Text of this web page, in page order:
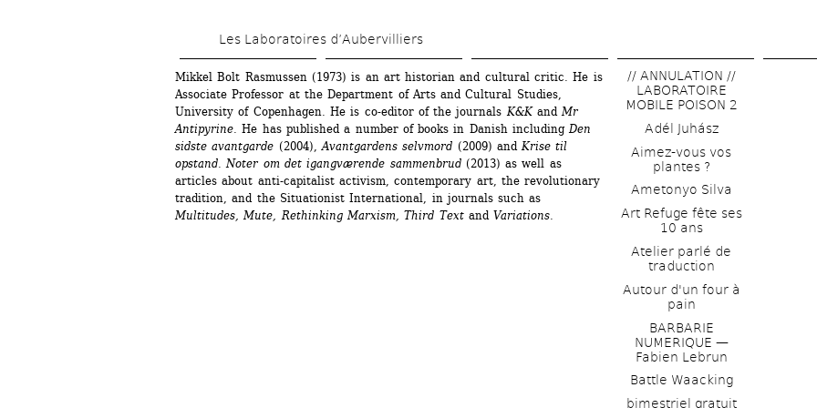
main
content
Les Laboratoires d’Aubervilliers
Mikkel Bolt Rasmussen (1973) is an art historian and cultural critic. He is
Associate Professor at the Department of Arts and Cultural Studies,
University of Copenhagen. He is co-editor of the journals K&Kand Mr
Antipyrine. He has published a number of books in Danish including Den
sidste avantgarde (2004), Avantgardens selvmord (2009) and Krise til
opstand. Noter om det igangværende sammenbrud(2013) as well as
articles about anti-capitalist activism, contemporary art, the revolutionary
tradition, and the Situationist International, in journals such as
Multitudes, Mute, Rethinking Marxism, Third Textand Variations.
// ANNULATION //
LABORATOIRE
MOBILE POISON 2
Adél Juhász
Aimez-vous vos
plantes ?
Ametonyo Silva
Art Refuge fête ses
10 ans
Atelier parlé de
traduction
Autour d'un four à
pain
BARBARIE
NUMERIQUE —
Fabien Lebrun
Battle Waacking
bimestriel gratuit